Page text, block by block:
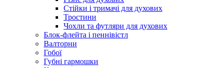
Стійки і тримачі для духових
Тростини
Чохли та футляри для духових
Блок-флейта і пеннівістл
Валторни
Гобої
Губні гармошки